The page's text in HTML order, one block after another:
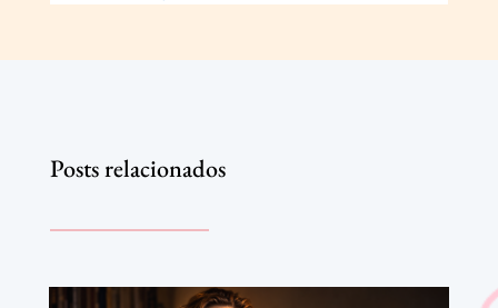
Posts relacionados